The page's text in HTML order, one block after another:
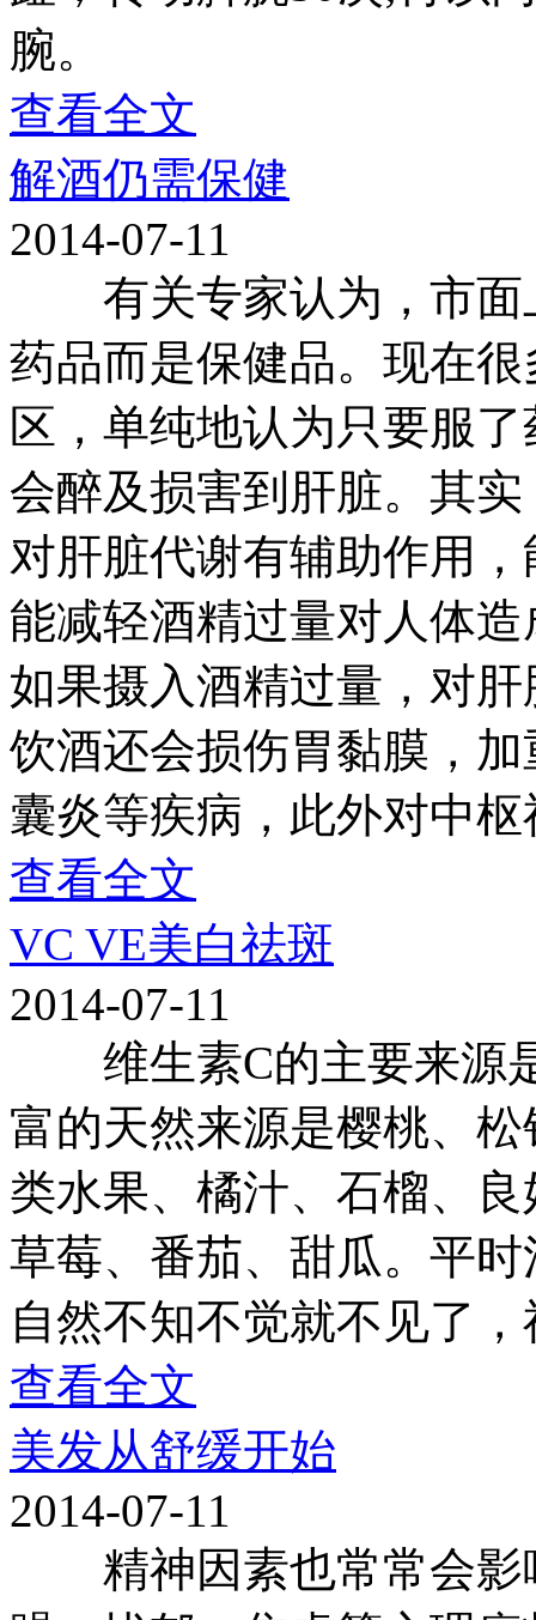
腕。
查看全文
解酒仍需保健
2014-07-11
有关专家认为，市面
药品而是保健品。现在
区，单纯地认为只要服
会醉及损害到肝脏。其
对肝脏代谢有辅助作用
能减轻酒精过量对人体
如果摄入酒精过量，对
饮酒还会损伤胃黏膜，
囊炎等疾病，此外对中
查看全文
VC VE美白祛斑
2014-07-11
维生素C的主要来源
富的天然来源是樱桃、
类水果、橘汁、石榴、
草莓、番茄、甜瓜。平
自然不知不觉就不见了
查看全文
美发从舒缓开始
2014-07-11
精神因素也常常会影